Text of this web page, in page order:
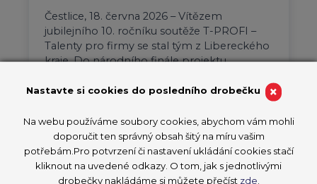
Čestlice, 18. června 2026 – Vítězem
jubilejního 10. ročníku soutěže T-PROFI –
Talenty pro firmy se stal tým z Libereckého
kraje. Do národního finále projektu…
Aktuality
T-PROFI 2026
×
Nastavte si cookies do posledního drobečku
Na webu používáme soubory cookies, abychom vám mohli
doporučit ten správný obsah šitý na míru vašim
potřebám.Pro potvrzení či nastavení ukládání cookies stačí
kliknout na uvedené odkazy. O tom, jak s jednotlivými
drobečky nakládáme si můžete přečíst zde